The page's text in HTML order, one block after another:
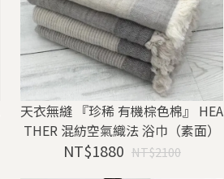
天衣無縫 『珍稀 有機棕色棉』 HEA
THER 混紡空氣織法 浴巾（素面）
NT$1880 NT$2100